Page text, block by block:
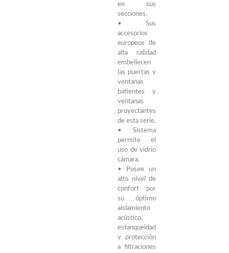
en sus
secciones.
• Sus
accesorios
europeos de
alta calidad
embellecen
las puertas y
ventanas
batientes y
ventanas
proyectantes
de esta serie.
• Sistema
permite el
uso de vidrio
cámara.
• Posee un
alto nivel de
confort por
su óptimo
aislamiento
acústico,
estanqueidad
y protección
a filtraciones